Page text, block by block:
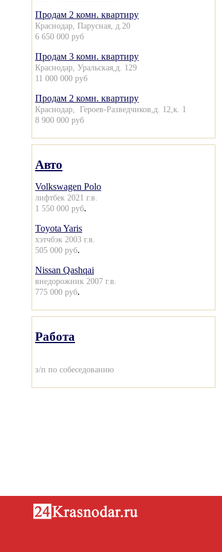
Продам 2 комн. квартиру
Краснодар, Парусная, д.20
6 650 000 руб
Продам 3 комн. квартиру
Краснодар, Уральская,д. 129
11 000 000 руб
Продам 2 комн. квартиру
Краснодар, Героев-Разведчиков,д. 12,к. 1
8 900 000 руб
Авто
Volkswagen Polo
лифтбек 2021 г.в.
1 550 000 руб.
Toyota Yaris
хэтчбэк 2003 г.в.
505 000 руб.
Nissan Qashqai
внедорожник 2007 г.в.
775 000 руб.
Работа
з/п по собеседованию